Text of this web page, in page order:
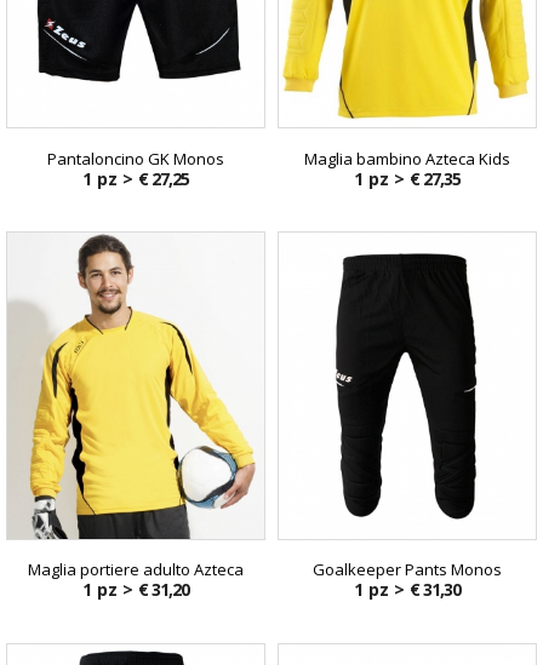
Pantaloncino GK Monos
1 pz > € 27,25
Maglia bambino Azteca Kids
1 pz > € 27,35
Maglia portiere adulto Azteca
1 pz > € 31,20
Goalkeeper Pants Monos
1 pz > € 31,30